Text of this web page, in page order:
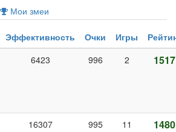
Мои змеи
Эффективность Очки Игры
6423 996 2 1517
16307 995 11 1480